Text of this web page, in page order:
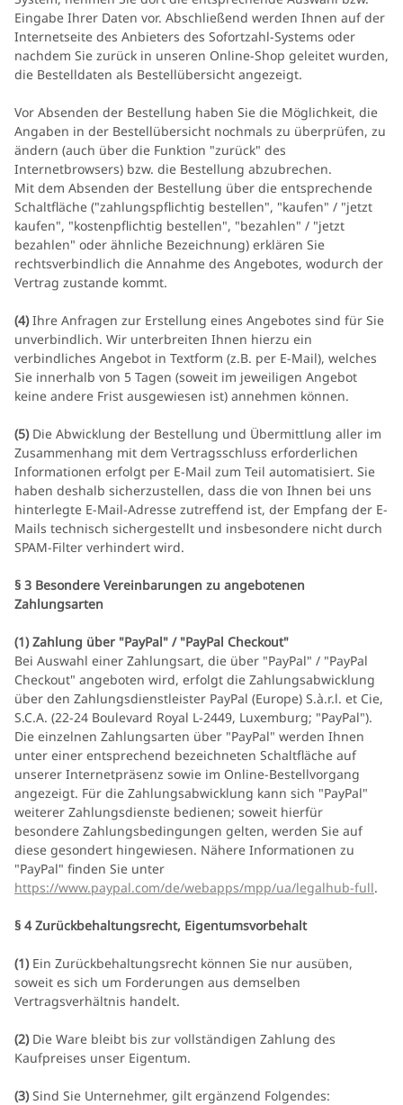
Eingabe Ihrer Daten vor. Abschließend werden Ihnen auf der
Internetseite des Anbieters des Sofortzahl-Systems oder
nachdem Sie zurück in unseren Online-Shop geleitet wurden,
die Bestelldaten als Bestellübersicht angezeigt.
Vor Absenden der Bestellung haben Sie die Möglichkeit, die
Angaben in der Bestellübersicht nochmals zu überprüfen, zu
ändern (auch über die Funktion "zurück" des
Internetbrowsers) bzw. die Bestellung abzubrechen.
Mit dem Absenden der Bestellung über die entsprechende
Schaltfläche ("zahlungspflichtig bestellen", "kaufen" / "jetzt
kaufen", "kostenpflichtig bestellen", "bezahlen" / "jetzt
bezahlen" oder ähnliche Bezeichnung) erklären Sie
rechtsverbindlich die Annahme des Angebotes, wodurch der
Vertrag zustande kommt.
(4)Ihre Anfragen zur Erstellung eines Angebotes sind für Sie
unverbindlich. Wir unterbreiten Ihnen hierzu ein
verbindliches Angebot in Textform (z.B. per E-Mail), welches
Sie innerhalb von 5 Tagen (soweit im jeweiligen Angebot
keine andere Frist ausgewiesen ist) annehmen können.
(5)Die Abwicklung der Bestellung und Übermittlung aller im
Zusammenhang mit dem Vertragsschluss erforderlichen
Informationen erfolgt per E-Mail zum Teil automatisiert. Sie
haben deshalb sicherzustellen, dass die von Ihnen bei uns
hinterlegte E-Mail-Adresse zutreffend ist, der Empfang der E-
Mails technisch sichergestellt und insbesondere nicht durch
SPAM-Filter verhindert wird.
§ 3 Besondere Vereinbarungen zu angebotenen
Zahlungsarten
(1)Zahlung über "PayPal" / "PayPal Checkout"
Bei Auswahl einer Zahlungsart, die über "PayPal" / "PayPal
Checkout" angeboten wird, erfolgt die Zahlungsabwicklung
über den Zahlungsdienstleister PayPal (Europe) S.à.r.l. et Cie,
S.C.A. (22-24 Boulevard Royal L-2449, Luxemburg; "PayPal").
Die einzelnen Zahlungsarten über "PayPal" werden Ihnen
unter einer entsprechend bezeichneten Schaltfläche auf
unserer Internetpräsenz sowie im Online-Bestellvorgang
angezeigt. Für die Zahlungsabwicklung kann sich "PayPal"
weiterer Zahlungsdienste bedienen; soweit hierfür
besondere Zahlungsbedingungen gelten, werden Sie auf
diese gesondert hingewiesen. Nähere Informationen zu
"PayPal" finden Sie unter
https://www.paypal.com/de/webapps/mpp/ua/legalhub-full.
§ 4 Zurückbehaltungsrecht, Eigentumsvorbehalt
(1)Ein Zurückbehaltungsrecht können Sie nur ausüben,
soweit es sich um Forderungen aus demselben
Vertragsverhältnis handelt.
(2)Die Ware bleibt bis zur vollständigen Zahlung des
Kaufpreises unser Eigentum.
(3)Sind Sie Unternehmer, gilt ergänzend Folgendes: